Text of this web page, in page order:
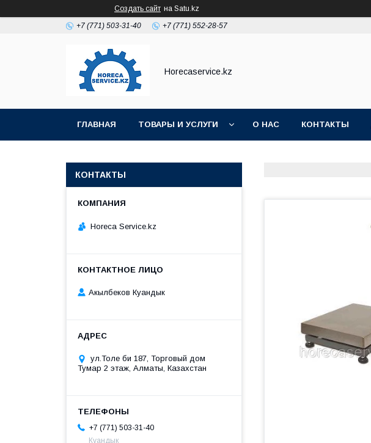
Создать сайт на Satu.kz
+7 (771) 503-31-40 +7 (771) 552-28-57
Horecaservice.kz
ГЛАВНАЯ ТОВАРЫ И УСЛУГИ О НАС КОНТАКТЫ
КОНТАКТЫ
Horeca Service.kz
Акылбеков Куандык
ул.Толе би 187, Торговый дом
Тумар 2 этаж, Алматы, Казахстан
+7 (771) 503-31-40
Куандык